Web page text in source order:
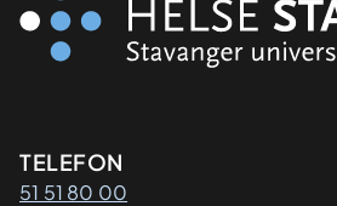
Kontaktinformasjon
TELEFON
51 51 80 00